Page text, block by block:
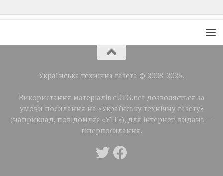
Українська технічна газета © 2008-2026.
Використання матеріалів eUTG.net дозволяється за
умови посилання на «Українську технічну газету»
(наприклад, повідомляє «УТГ»), для інтернет-видань —
гіперпосилання.